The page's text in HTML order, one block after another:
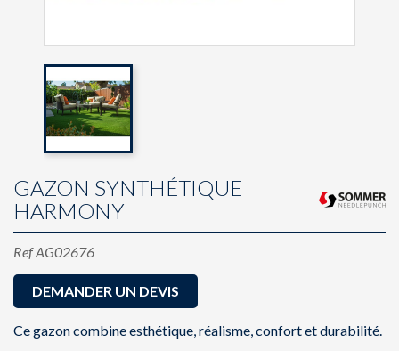
GAZON SYNTHÉTIQUE
HARMONY
RefAG02676
DEMANDER UN DEVIS
Ce gazon combine esthétique, réalisme, confort et durabilité.